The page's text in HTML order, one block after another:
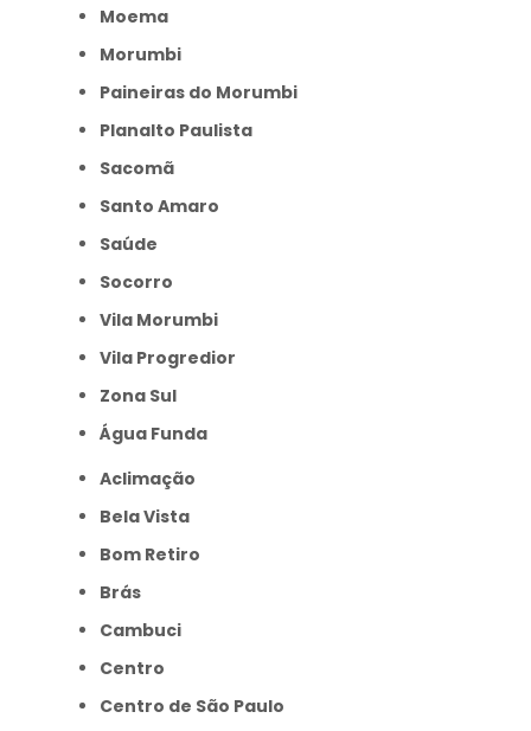
Moema
Morumbi
Paineiras do Morumbi
Planalto Paulista
Sacomã
Santo Amaro
Saúde
Socorro
Vila Morumbi
Vila Progredior
Zona Sul
Água Funda
Aclimação
Bela Vista
Bom Retiro
Brás
Cambuci
Centro
Centro de São Paulo